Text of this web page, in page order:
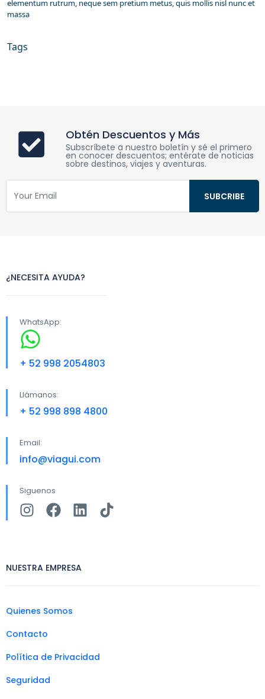
elementum rutrum, neque sem pretium metus, quis mollis nisl nunc et
massa
Tags
Obtén Descuentos y Más
Subscríbete a nuestro boletín y sé el primero
en conocer descuentos; entérate de noticias
sobre destinos, viajes y aventuras.
¿NECESITA AYUDA?
WhatsApp:
+ 52 998 2054803
Llámanos:
+ 52 998 898 4800
Email:
info@viagui.com
Siguenos
NUESTRA EMPRESA
Quienes Somos
Contacto
Política de Privacidad
Seguridad